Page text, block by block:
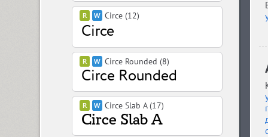
Circe (12)
Circe Rounded (8)
Circe Slab A (17)